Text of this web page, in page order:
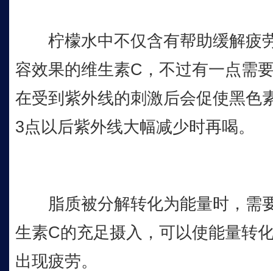
柠檬水中不仅含有帮助缓解疲
容效果的维生素C，不过有一点需
在受到紫外线的刺激后会促使黑色
3点以后紫外线大幅减少时再喝。
脂质被分解转化为能量时，需
生素C的充足摄入，可以使能量转
出现疲劳。